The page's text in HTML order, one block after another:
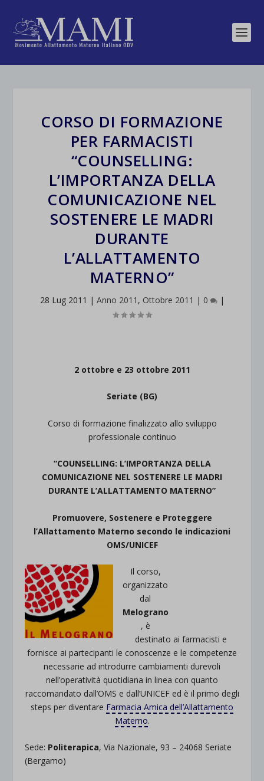
CORSO DI FORMAZIONE
PER FARMACISTI
“COUNSELLING:
L’IMPORTANZA DELLA
COMUNICAZIONE NEL
SOSTENERE LE MADRI
DURANTE
L’ALLATTAMENTO
MATERNO”
28 Lug 2011 | Anno 2011 , Ottobre 2011 | 0 |
2 ottobre e 23 ottobre 2011
Seriate (BG)
Corso di formazione finalizzato allo sviluppo
professionale continuo
“COUNSELLING: L’IMPORTANZA DELLA
COMUNICAZIONE NEL SOSTENERE LE MADRI
DURANTE L’ALLATTAMENTO MATERNO”
Promuovere, Sostenere e Proteggere
l’Allattamento Materno secondo le indicazioni
OMS/UNICEF
Il corso,
organizzato
dal
Melograno
, è
destinato ai farmacisti e
fornisce ai partecipanti le conoscenze e le competenze
necessarie ad introdurre cambiamenti durevoli
nell’operatività quotidiana in linea con quanto
raccomandato dall’OMS e dall’UNICEF ed è il primo degli
steps per diventare Farmacia Amica dell’Allattamento
Materno.
Sede: Politerapica, Via Nazionale, 93 – 24068 Seriate
(Bergamo)